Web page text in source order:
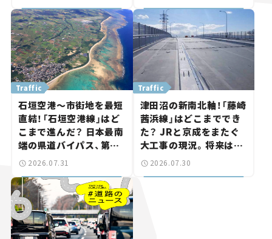
路計画】
Traffic
石垣空港～市街地を最短
直結！「石垣空港線」はど
こまで進んだ？ 日本最南
端の県道バイパス、第2
工区も延伸開通 【いま気
2026.07.31
Traffic
津田沼の新南北軸！「藤崎
茜浜線」はどこまででき
た？ JRと京成をまたぐ
大工事の現況。将来は
「習志野～鎌ケ谷」を最短
2026.07.30